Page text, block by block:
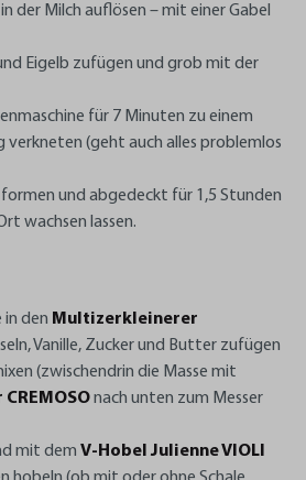
der Milch auflösen – mit einer Gabel
Eigelb zufügen und grob mit der
für 7 Minuten zu einem
verkneten (geht auch alles problemlos
formen und abgedeckt für 1,5 Stunden
wachsen lassen.
in den Multizerkleinerer
Vanille, Zucker und Butter zufügen
(zwischendrin die Masse mit
nach unten zum Messer
mit dem V-Hobel Julienne VIOLI